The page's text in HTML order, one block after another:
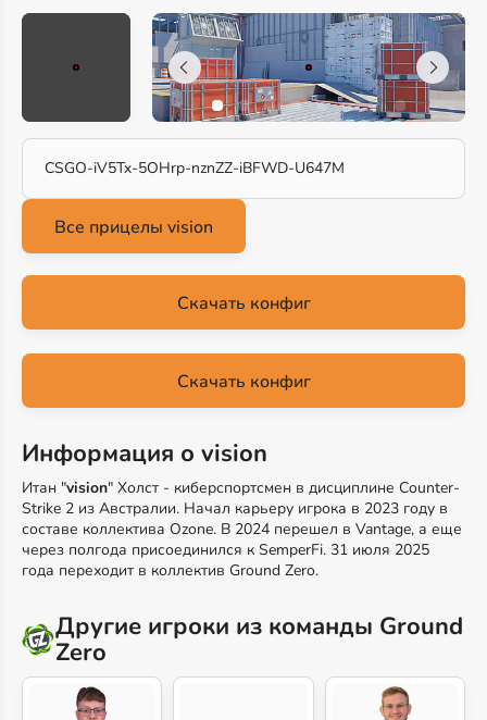
CSGO-iV5Tx-5OHrp-nznZZ-iBFWD-U647M
Скачать конфиг
Скачать конфиг
Информация о vision
Итан "vision" Холст - киберспортсмен в дисциплине Counter-
Strike 2 из Австралии. Начал карьеру игрока в 2023 году в
составе коллектива Ozone. В 2024 перешел в Vantage, а еще
через полгода присоединился к SemperFi. 31 июля 2025
года переходит в коллектив Ground Zero.
Другие игроки из команды Ground
Zero